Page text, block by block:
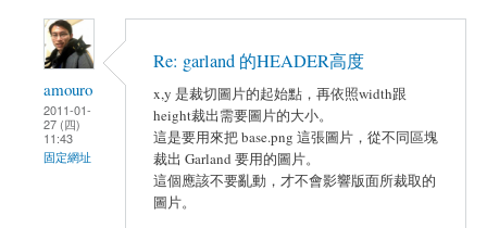
amouro
2011-01-
27 (四)
11:43
固定網址
Re: garland 的HEADER高度
x,y 是裁切圖片的起始點，再依照width跟
height裁出需要圖片的大小。
這是要用來把 base.png 這張圖片，從不同區塊
裁出 Garland 要用的圖片。
這個應該不要亂動，才不會影響版面所裁取的
圖片。